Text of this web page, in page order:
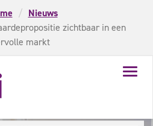
Nieuws
zichtbaar in een
markt